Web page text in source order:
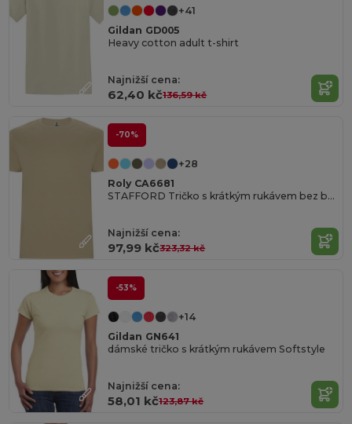
+41
Gildan GD005
Heavy cotton adult t-shirt
Najnižší cena:
62,40 kč136,59 kč
-70%
+28
Roly CA6681
STAFFORD Tričko s krátkým rukávem bez bočních švů
Najnižší cena:
97,99 kč323,32 kč
-53%
+14
Gildan GN641
dámské tričko s krátkým rukávem Softstyle
Najnižší cena:
58,01 kč123,87 kč